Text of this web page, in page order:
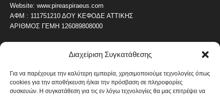
Διαχείριση Συγκατάθεσης
Για να παρέχουμε την καλύτερη εμπειρία, χρησιμοποιούμε τεχνολογίες όπως
cookies για την αποθήκευση ή/και την πρόσβαση σε πληροφορίες
συσκευών. Η συγκατάθεση για τις εν λόγω τεχνολογίες θα μας επιτρέψει να
Website: www.pireaspiraeus.com
ΑΦΜ : 111751210 ΔΟΥ ΚΕΦΟΔΕ ΑΤΤΙΚΗΣ
ΑΡΙΘΜΟΣ ΓΕΜΗ 126089808000
ΔΗΜΟΦΙΛΗ ΚΑΤΗΓΟΡΙΑ
ΝΕΑ ΤΟΥ ΠΕΙΡΑΙΑ 4486
ΟΛΥΜΠΙΑΚΟΣ